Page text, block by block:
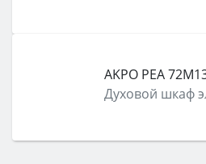
AKPO PEA
Духовой шкаф